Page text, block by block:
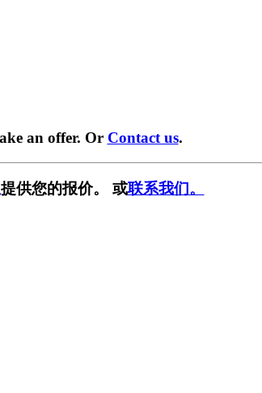
an offer. Or Contact us.
提供您的报价。 或联系我们。